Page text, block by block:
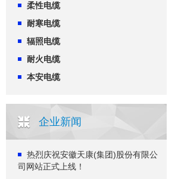
柔性电缆
耐寒电缆
辐照电缆
耐火电缆
本安电缆
企业新闻
热烈庆祝安徽天康(集团)股份有限公
司网站正式上线！